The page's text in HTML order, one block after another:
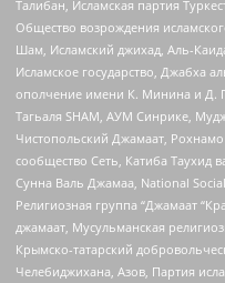
Талибан, Исламская партия
Общество возрождения
Шам, Исламский джихад, Аль-
Исламское государство, Джабха
ополчение имени К. Минина и Д.
Тагьаля SHAM, АУМ Синрике,
Чистопольский Джамаат,
сообщество Сеть, Катиба
Сунна Валь Джамаа, National
Религиозная группа “Джамаат
джамаат, Мусульманская
Крымско-татарский
Челебиджихана, Азов, Партия